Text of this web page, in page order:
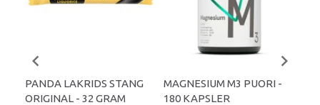
PANDA LAKRIDS STANG
ORIGINAL - 32 GRAM
MAGNESIUM M3 PUORI -
180 KAPSLER